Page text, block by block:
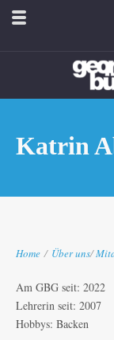
Katrin
Home / Über uns/
Am GBG seit: 2022
Lehrerin seit: 2007
Hobbys: Backen